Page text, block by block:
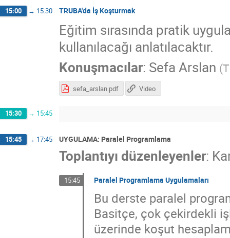
15:00 → 15:30 TRUBA'da İş Koşturmak
Eğitim sırasında pratik
kullanılacağı anlatılacaktır.
Konuşmacılar: Sefa Arslan (
sefa_arslan.pdf Video
15:30 → 15:45
15:45 → 17:45 UYGULAMA: Paralel Programlama
Toplantıyı düzenleyenler:
15:45 Paralel Programlama Uygulamaları
Bu derste paralel
Basitçe, çok çekirdekli
üzerinde koşut